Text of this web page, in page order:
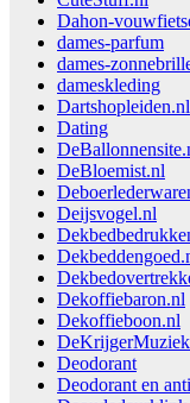
Dahon-
dames-parfum
dames-
dameskleding
Dartshopleiden.nl
Dating
DeBloemist.nl
Deijsvogel.nl
Dekoffiebaron.nl
Dekoffieboon.nl
Deodorant
Deodorant en